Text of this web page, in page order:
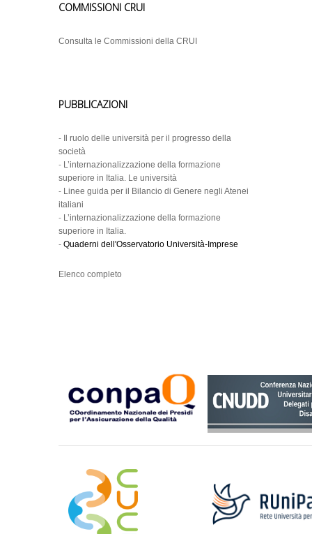
COMMISSIONI CRUI
Consulta le Commissioni della CRUI
PUBBLICAZIONI
-
Il ruolo delle università per il progresso della
società
- L’internazionalizzazione della formazione
superiore in Italia. Le università
- Linee guida per il Bilancio di Genere negli Atenei
italiani
- L’internazionalizzazione della formazione
superiore in Italia.
- Quaderni dell'Osservatorio Università-Imprese
Elenco completo